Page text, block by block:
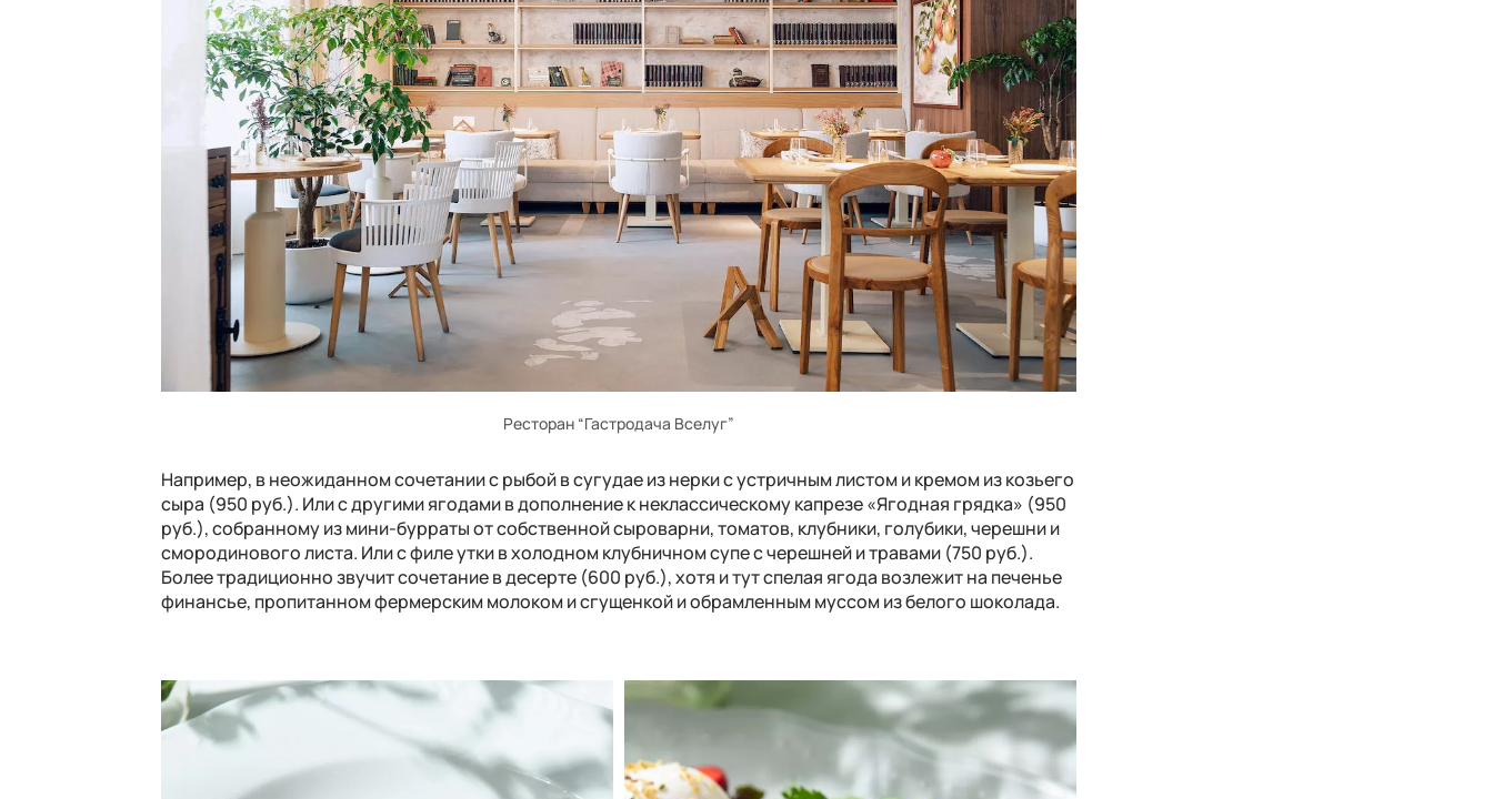
Ресторан “Гастродача Вселуг”
Например, в неожиданном сочетании с рыбой в сугудае из нерки с устричным листом и кремом из козьего
сыра (950 руб.). Или с другими ягодами в дополнение к неклассическому капрезе «Ягодная грядка» (950
руб.), собранному из мини-бурраты от собственной сыроварни, томатов, клубники, голубики, черешни и
смородинового листа. Или с филе утки в холодном клубничном супе с черешней и травами (750 руб.).
Более традиционно звучит сочетание в десерте (600 руб.), хотя и тут спелая ягода возлежит на печенье
финансье, пропитанномфермерским молоком и сгущенкойи обрамленныммуссом из белого шоколада.